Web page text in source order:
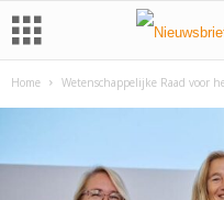
Home Wetenschappelijke Raad voor